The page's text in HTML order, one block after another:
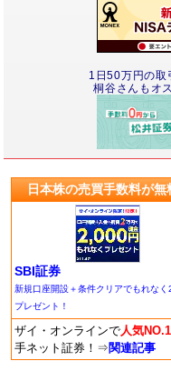
1日50万円の取
桐谷さんもオ
日本株の売買手数料が無
SBI証券
新規口座開設＋条件クリアでもれなく
プレゼント！
ザイ・オンラインで人気NO.1
手ネット証券！ ⇒ 関連記事